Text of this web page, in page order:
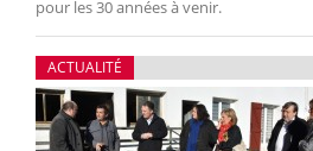
pour les 30 années à venir.
ACTUALITÉ